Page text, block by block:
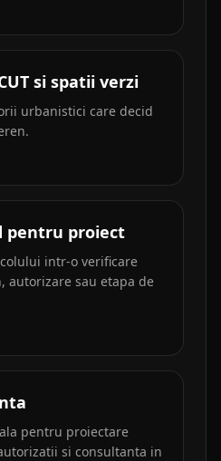
si spatii verzi
urbanistici care decid
pentru proiect
intr-o verificare
autorizare sau etapa de
pentru proiectare
si consultanta in